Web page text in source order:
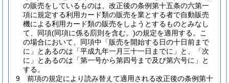
の販売をしているものは、改正後の条例第十五条の六第一
項に規定する利用カード類の販売を業とする者で自動販売
機による利用カード類の販売をしようとするものとみなし
て、同項(同項に係る罰則を含む。)の規定を適用する。
こ
の場合において、同項中「販売を開始する日の十日前まで
に」とあるのは「平成九年一月三十一日までに」と、「次
に」とあるのは「第一号から第四号まで及び第六号に」と
する。
9
前項の規定により読み替えて適用される改正後の条例第十